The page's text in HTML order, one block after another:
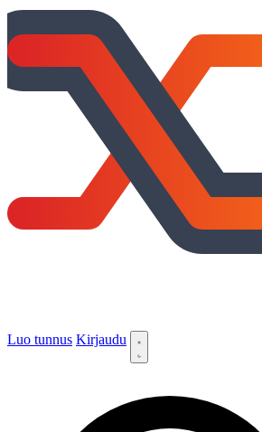
Luo tunnus Kirjaudu